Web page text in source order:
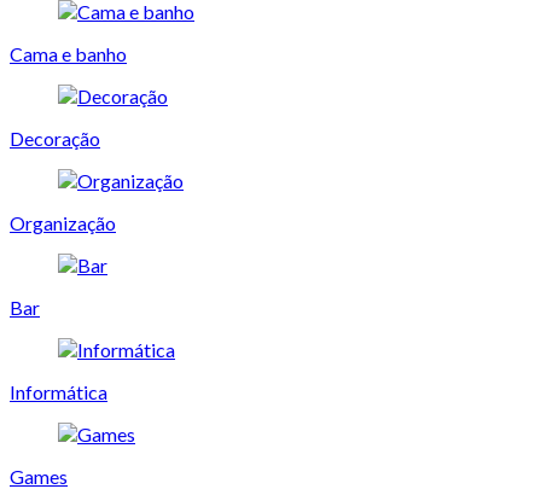
Cama e banho
Decoração
Organização
Bar
Informática
Games